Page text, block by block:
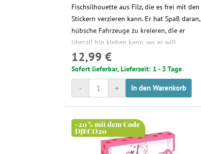
Fischsilhouette aus Filz, die es frei mit den
Stickern verzieren kann. Er hat Spaß daran,
hübsche Fahrzeuge zu kreieren, die er
überall hin kleben kann, wo er will.
12,99 €
Sofort lieferbar, Lieferzeit: 1 - 3 Tage
+
- In den Warenkorb
-20 % mit dem Code
DJECO20